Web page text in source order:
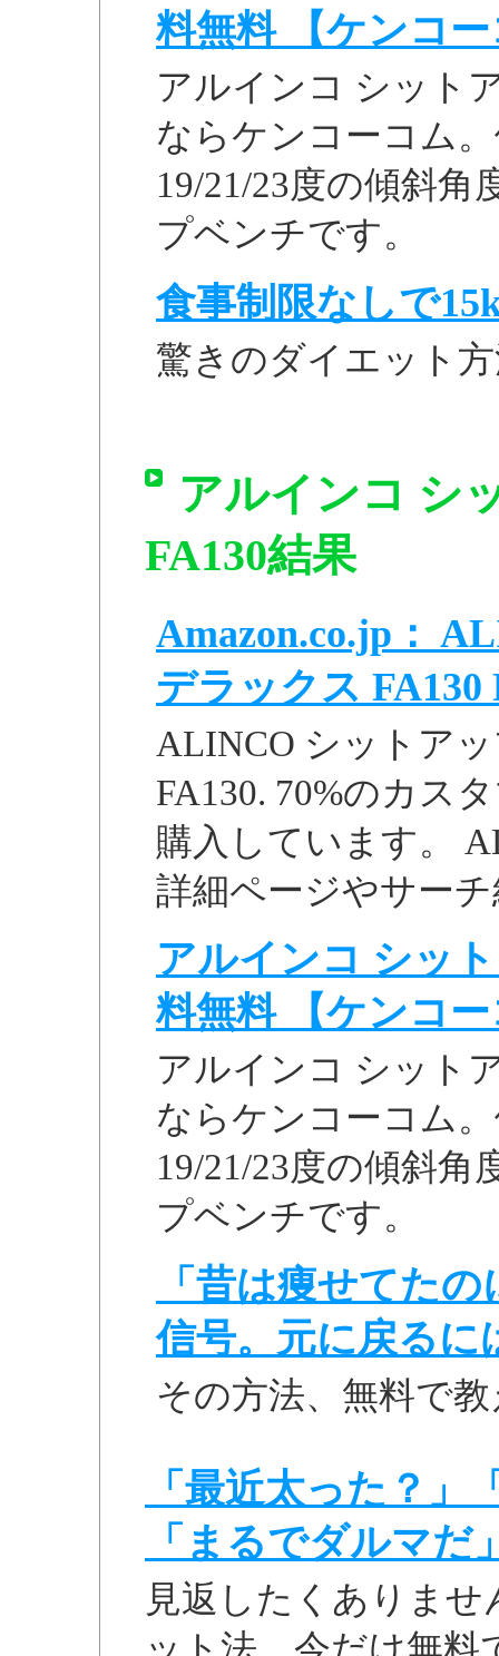
料無料 【ケンコ
アルインコ シット
ならケンコーコム
19/21/23度の傾斜
プベンチです。
食事制限なしで
驚きのダイエット
アルインコ シ
FA130結果
Amazon.co.jp：
デラックス FA130
ALINCO シットア
FA130. 70%のカス
購入しています。
詳細ページやサー
アルインコ シッ
料無料 【ケンコ
アルインコ シット
ならケンコーコム
19/21/23度の傾斜
プベンチです。
「昔は痩せてた
信号。元に戻るに
その方法、無料で
「最近太った？
「まるでダルマだ
見返したくありま